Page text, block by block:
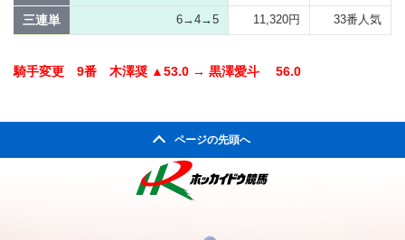
三連単 6→4→5 11,320円 33番人気
騎手変更 9番 木澤奨 ▲53.0 → 黒澤愛斗 56.0
ページの先頭へ